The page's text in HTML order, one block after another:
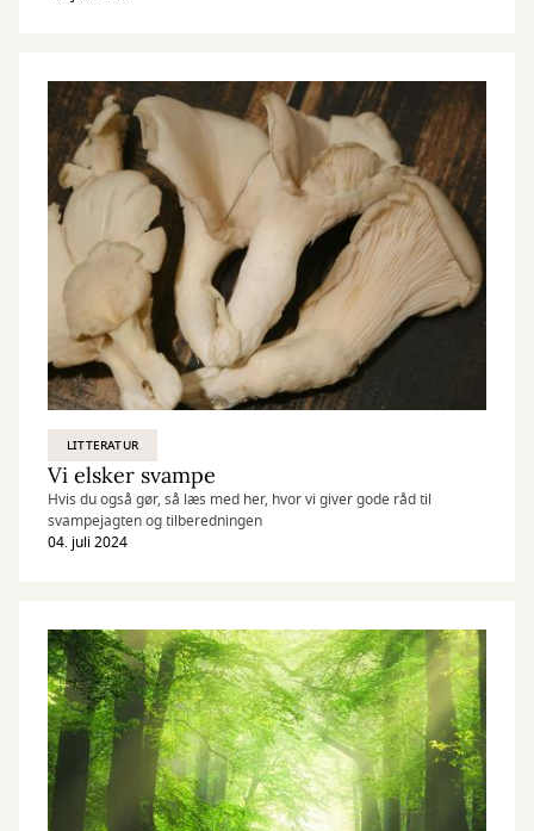
LITTERATUR
Vi elsker svampe
Hvis du også gør, så læs med her, hvor vi giver gode råd til
svampejagten og tilberedningen
04. juli 2024